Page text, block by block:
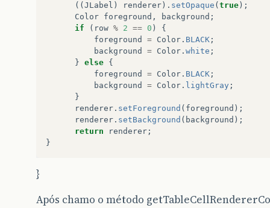
(( JLabel ) renderer ). setOpaque ( true );
Color foreground , background ;
if
( row % 2 == 0 )
{
foreground
= Color . BLACK ;
background
= Color . white ;
} else {
foreground
= Color . BLACK ;
background
= Color . lightGray ;
}
renderer . setForeground ( foreground );
renderer . setBackground ( background );
return
renderer ;
}
}
Após chamo o método